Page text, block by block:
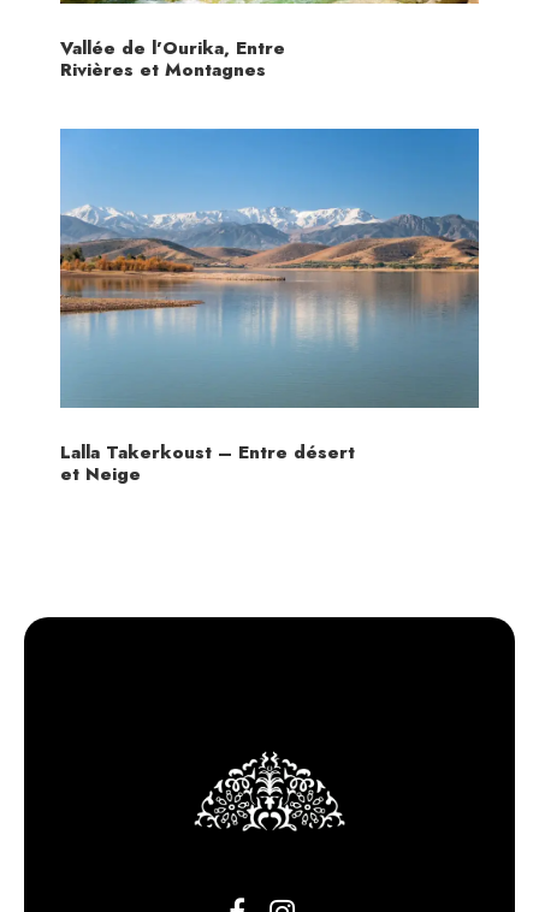
Vallée de l’Ourika, Entre
Rivières et Montagnes
Lalla Takerkoust – Entre désert
et Neige